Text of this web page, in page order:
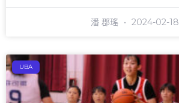
潘 郡瑤 2024-02-18
UBA